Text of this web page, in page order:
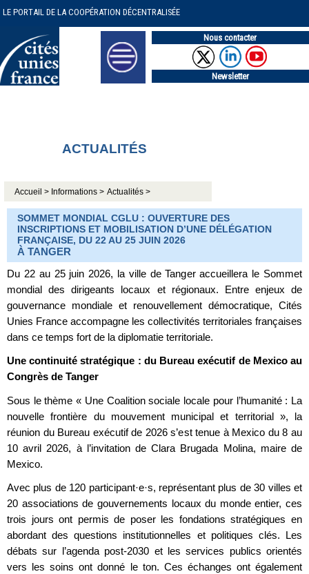
LE PORTAIL DE LA COOPÉRATION DÉCENTRALISÉE
Nous contacter
Newsletter
ACTUALITÉS
Accueil > Informations > Actualités >
SOMMET MONDIAL CGLU : OUVERTURE DES
INSCRIPTIONS ET MOBILISATION D’UNE DÉLÉGATION
FRANÇAISE, DU 22 AU 25 JUIN 2026
À TANGER
Du 22 au 25 juin 2026, la ville de Tanger accueillera le Sommet
mondial des dirigeants locaux et régionaux. Entre enjeux de
gouvernance mondiale et renouvellement démocratique, Cités
Unies France accompagne les collectivités territoriales françaises
dans ce temps fort de la diplomatie territoriale.
Une continuité stratégique : du Bureau exécutif de Mexico au
Congrès de Tanger
Sous le thème « Une Coalition sociale locale pour l’humanité : La
nouvelle frontière du mouvement municipal et territorial », la
réunion du Bureau exécutif de 2026 s’est tenue à Mexico du 8 au
10 avril 2026, à l’invitation de Clara Brugada Molina, maire de
Mexico.
Avec plus de 120 participant·e·s, représentant plus de 30 villes et
20 associations de gouvernements locaux du monde entier, ces
trois jours ont permis de poser les fondations stratégiques en
abordant des questions institutionnelles et politiques clés. Les
débats sur l’agenda post-2030 et les services publics orientés
vers les soins ont donné le ton. Ces échanges ont également